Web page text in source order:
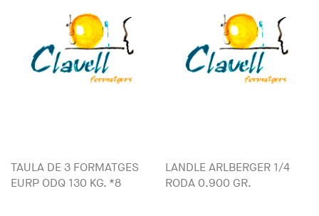
TAULA DE 3 FORMATGES
EURP ODQ 130 KG. *8
LANDLE ARLBERGER 1/4
RODA 0.900 GR.